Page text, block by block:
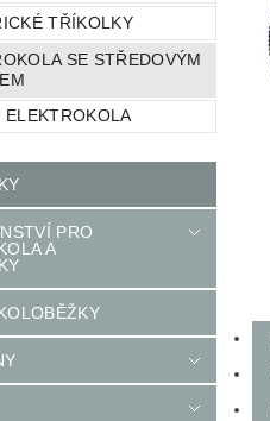
TŘÍKOLKY
SE STŘEDOVÝM
ELEKTROKOLA
PRO
A